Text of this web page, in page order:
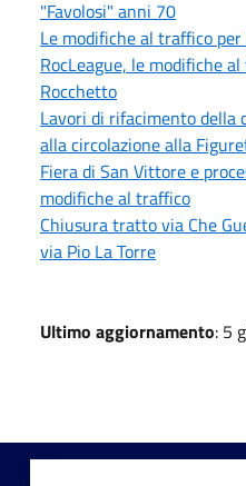
"Favolosi" anni 70
Le modifiche al traffico
RocLeague, le modifiche
Rocchetto
Lavori di rifacimento della
alla circolazione alla
Fiera di San Vittore e
modifiche al traffico
Chiusura tratto via Che
via Pio La Torre
Ultimo aggiornamento: 5